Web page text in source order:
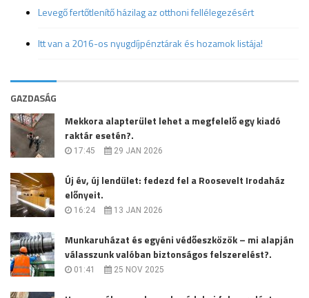
Levegő fertőtlenítő házilag az otthoni fellélegezésért
Itt van a 2016-os nyugdíjpénztárak és hozamok listája!
GAZDASÁG
Mekkora alapterület lehet a megfelelő egy kiadó
raktár esetén?.
17:45 29 JAN 2026
Új év, új lendület: fedezd fel a Roosevelt Irodaház
előnyeit.
16:24 13 JAN 2026
Munkaruházat és egyéni védőeszközök – mi alapján
válasszunk valóban biztonságos felszerelést?.
01:41 25 NOV 2025